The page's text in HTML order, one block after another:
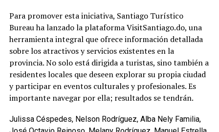
Para promover esta iniciativa, Santiago Turístico
Bureau ha lanzado la plataforma VisitSantiago.do, una
herramienta integral que ofrece información detallada
sobre los atractivos y servicios existentes en la
provincia. No solo está dirigida a turistas, sino también a
residentes locales que deseen explorar su propia ciudad
y participar en eventos culturales y profesionales. Es
importante navegar por ella; resultados se tendrán.
Julissa Céspedes, Nelson Rodríguez, Alba Nely Familia,